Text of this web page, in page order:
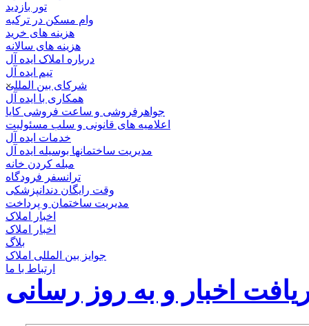
×
تور بازدید
وام مسکن در ترکیه
هزینه های خرید
هزینه های سالانه
درباره املاک ایده آل
تیم ایده آل
شرکای بین المللی
همکاری با ایده آل
جواهرفروشی و ساعت فروشی کایا
اعلامیه های قانونی و سلب مسئولیت
خدمات ایده آل
مدیریت ساختمانها بوسیله ایده آل
مبله کردن خانه
ترانسفر فرودگاه
وقت رایگان دندانپزشکی
مدیریت ساختمان و پرداخت
اخبار املاک
اخبار املاک
بلاگ
جوایز بین المللی املاک
ارتباط با ما
اخبار و به روز رسانی